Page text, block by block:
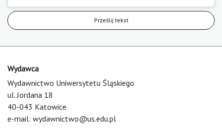
Prześlij tekst
Wydawca
Wydawnictwo Uniwersytetu Śląskiego
ul. Jordana 18
40-043 Katowice
e-mail: wydawnictwo@us.edu.pl